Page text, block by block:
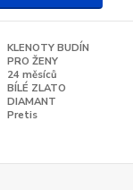
KLENOTY BUDÍN
PRO ŽENY
24 měsíců
BÍLÉ ZLATO
DIAMANT
Pretis